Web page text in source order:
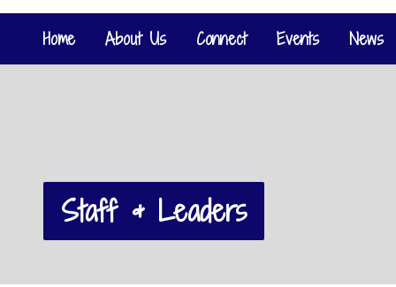
Home About Us Connect Events News
Staff & Leaders